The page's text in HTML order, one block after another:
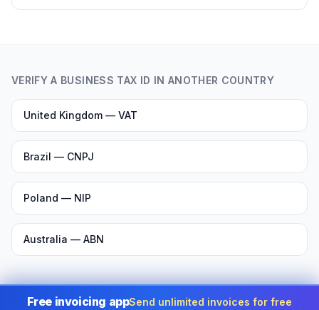
VERIFY A BUSINESS TAX ID IN ANOTHER COUNTRY
United Kingdom — VAT
Brazil — CNPJ
Poland — NIP
Australia — ABN
Free invoicing appSend unlimited invoices for free